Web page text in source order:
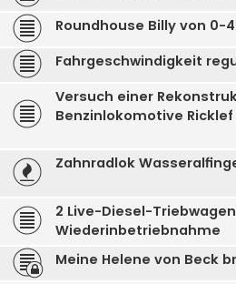
Roundhouse Billy von 0-
Fahrgeschwindigkeit
Versuch einer
Benzinlokomotive
Zahnradlok
2 Live-Diesel-
Wiederinbetriebnahme
Meine Helene von Beck